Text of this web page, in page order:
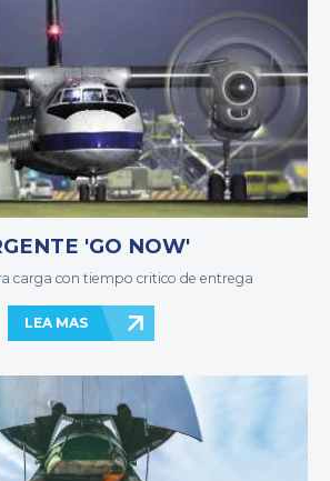
'GO NOW'
carga con tiempo critico de entrega
LEA MAS